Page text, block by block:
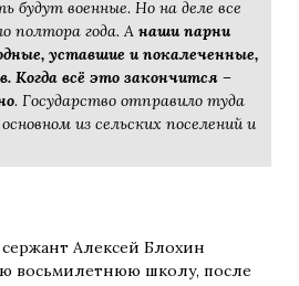
будут военные. Но на деле все
полтора года. А наши парни
уставшие и покалеченные,
Когда всё это закончится –
. Государство отправило туда
из сельских поселений и
Алексей Блохин
восьмилетнюю школу, после